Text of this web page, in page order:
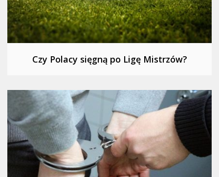
Czy Polacy sięgną po Ligę Mistrzów?